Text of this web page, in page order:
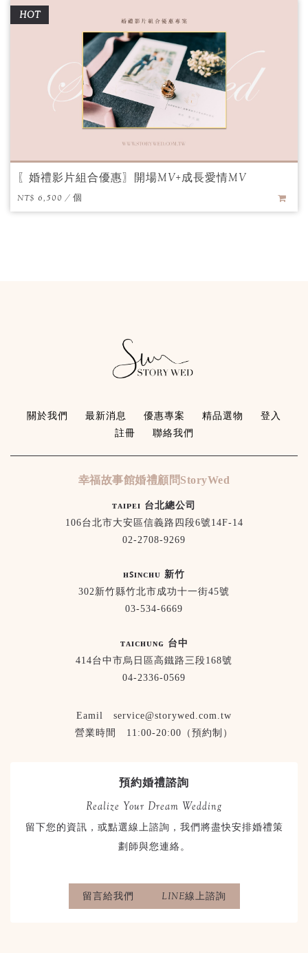
HOT
〖婚禮影片組合優惠〗開場MV+成長愛情MV
NT$ 6,500 / 個
關於我們 最新消息 優惠專案 精品選物
登入
註冊
聯絡我們
幸福故事館婚禮顧問StoryWed
ᴛᴀɪᴘᴇɪ 台北總公司
106台北市大安區信義路四段6號14F-14
02-2708-9269
ʜꜱɪɴᴄʜᴜ 新竹
302新竹縣竹北市成功十一街45號
03-534-6669
ᴛᴀɪᴄʜᴜɴɢ 台中
414台中市烏日區高鐵路三段168號
04-2336-0569
Eamil service@storywed.com.tw
營業時間 11:00-20:00（預約制）
預約婚禮諮詢
Realize Your Dream Wedding
留下您的資訊，或點選線上諮詢，我們將盡快安排婚禮策
劃師與您連絡。
留言給我們 LINE線上諮詢